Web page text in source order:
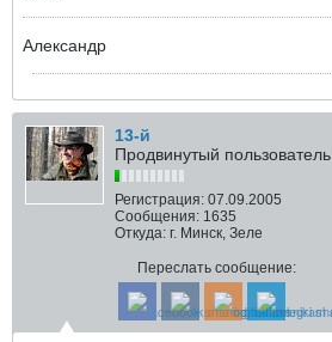
Александр
13-й
Продвинутый пользователь
Регистрация: 07.09.2005
Сообщения: 1635
Откуда: г. Минск, Зеле
Переслать сообщение: